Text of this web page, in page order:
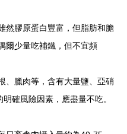
然膠原蛋白豐富，但脂肪和膽
爾少量吃補鐵，但不宜頻
、臘肉等，含有大量鹽、亞硝
確風險因素，應盡量不吃。